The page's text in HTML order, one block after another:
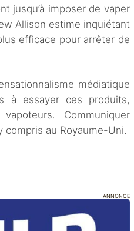
jusqu’à imposer de vaper
Allison estime inquiétant
efficace pour arrêter de
médiatique
à essayer ces produits,
Communiquer
compris au Royaume-Uni.
ANNONCE